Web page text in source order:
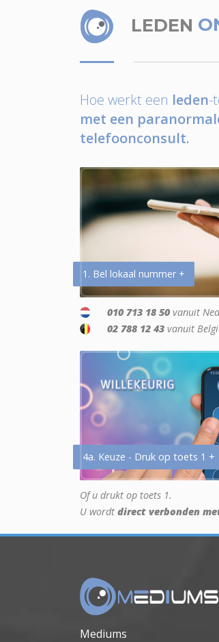
LEDEN
Hoe werkt een leden-
met een
telefoonconsult.
1. Bel lokaal nummer +
010 713 18 50 vanuit
02 788 12 43 vanuit
4a. Keuze - Druk op toets 1 +
Of u drukt op toets 1.
U wordt direct verbonden
Mediums